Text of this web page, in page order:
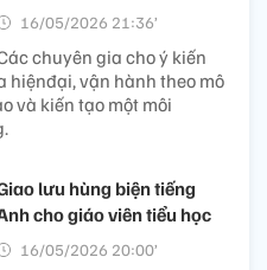
16/05/2026 21:36’
chuyên gia cho ý kiến
hiệnđại, vận hành theo mô
và kiến tạo một môi
lưu hùng biện tiếng
cho giáo viên tiểu học
16/05/2026 20:00’